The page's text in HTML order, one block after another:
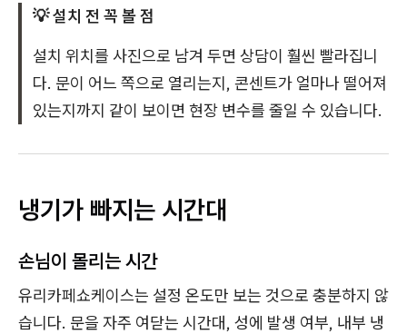
💡 설치 전 꼭 볼 점
설치 위치를 사진으로 남겨 두면 상담이 훨씬 빨라집니
다. 문이 어느 쪽으로 열리는지, 콘센트가 얼마나 떨어져
있는지까지 같이 보이면 현장 변수를 줄일 수 있습니다.
냉기가 빠지는 시간대
손님이 몰리는 시간
유리카페쇼케이스는 설정 온도만 보는 것으로 충분하지 않
습니다. 문을 자주 여닫는 시간대, 성에 발생 여부, 내부 냉